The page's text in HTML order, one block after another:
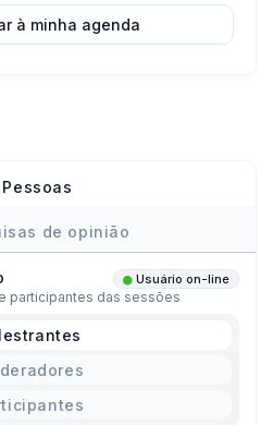
à minha agenda
Pessoas
de opinião
Usuário on-line
participantes das sessões